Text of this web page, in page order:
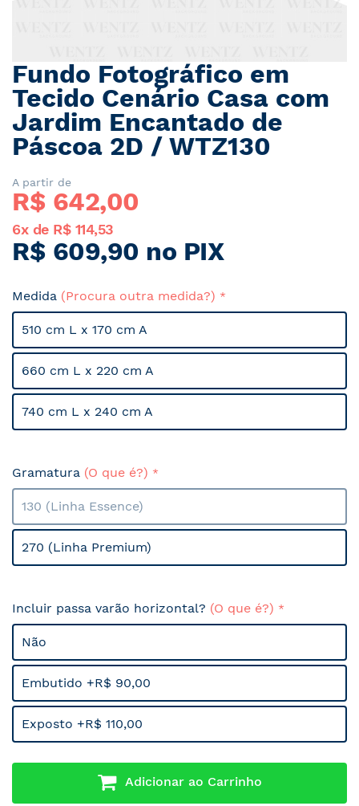
Saltar
para
o
início
da
Galeria
de
imagens
Fundo Fotográfico em
Tecido Cenário Casa com
Jardim Encantado de
Páscoa 2D / WTZ130
A partir de
R$ 642,00
6x de R$ 114,53
R$ 609,90 no PIX
Medida (Procura outra medida?)
510 cm L x 170 cm A
660 cm L x 220 cm A
740 cm L x 240 cm A
Gramatura (O que é?)
130 (Linha Essence)
270 (Linha Premium)
Incluir passa varão horizontal? (O que é?)
Não
Embutido +R$ 90,00
Exposto +R$ 110,00
Adicionar ao Carrinho